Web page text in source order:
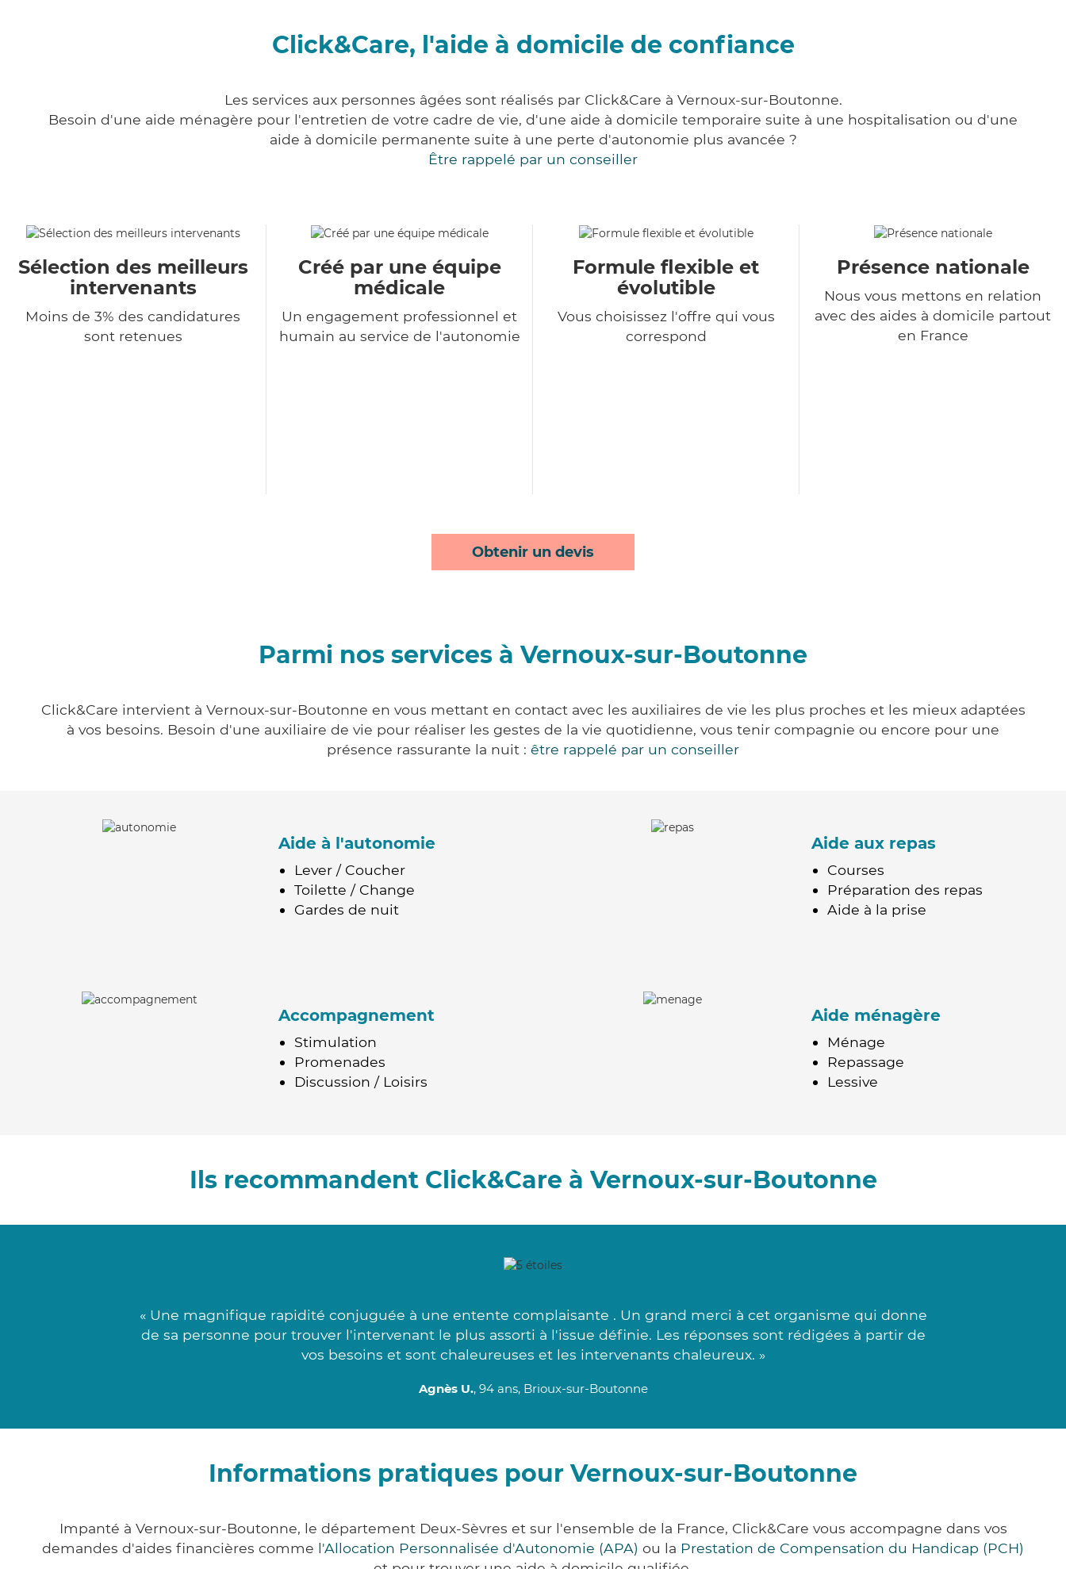
Click&Care, l'aide à domicile de confiance
Les services aux personnes âgées sont réalisés par Click&Care à Vernoux-sur-Boutonne.
Besoin d'une aide ménagère pour l'entretien de votre cadre de vie, d'une aide à domicile temporaire suite à une hospitalisation ou d'une
aide à domicile permanente suite à une perte d'autonomie plus avancée ?
Être rappelé par un conseiller
Sélection des meilleurs
intervenants
Moins de 3% des candidatures
sont retenues
Créé par une équipe
médicale
Un engagement professionnel et
humain au service de l'autonomie
Formule flexible et
évolutible
Vous choisissez l'offre qui vous
correspond
Présence nationale
Nous vous mettons en relation
avec des aides à domicile partout
en France
Obtenir un devis
Parmi nos services à Vernoux-sur-Boutonne
Click&Care intervient à Vernoux-sur-Boutonne en vous mettant en contact avec les auxiliaires de vie les plus proches et les mieux adaptées
à vos besoins. Besoin d'une auxiliaire de vie pour réaliser les gestes de la vie quotidienne, vous tenir compagnie ou encore pour une
présence rassurante la nuit : être rappelé par un conseiller
Aide à l'autonomie
Lever / Coucher
Toilette / Change
Gardes de nuit
Aide aux repas
Courses
Préparation des repas
Aide à la prise
Accompagnement
Stimulation
Promenades
Discussion / Loisirs
Aide ménagère
Ménage
Repassage
Lessive
Ils recommandent Click&Care à Vernoux-sur-Boutonne
« Une magnifique rapidité conjuguée à une entente complaisante . Un grand merci à cet organisme qui donne
de sa personne pour trouver l'intervenant le plus assorti à l'issue définie. Les réponses sont rédigées à partir de
vos besoins et sont chaleureuses et les intervenants chaleureux. »
Agnès U., 94 ans, Brioux-sur-Boutonne
Informations pratiques pour Vernoux-sur-Boutonne
Impanté à Vernoux-sur-Boutonne, le département Deux-Sèvres et sur l'ensemble de la France, Click&Care vous accompagne dans vos
demandes d'aides financières comme l'Allocation Personnalisée d'Autonomie (APA) ou la Prestation de Compensation du Handicap (PCH)